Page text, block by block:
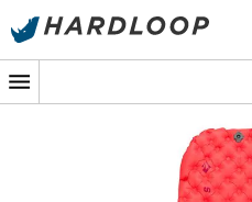
Zomeraanbiedingen 🔥 -5%
de grond waarop je
Insulatedzullen je nachten
weer fris kunt vertrekken
Materiaal: mat 100%
isolatie 100% polyester
Exkin Platinum®: zeer